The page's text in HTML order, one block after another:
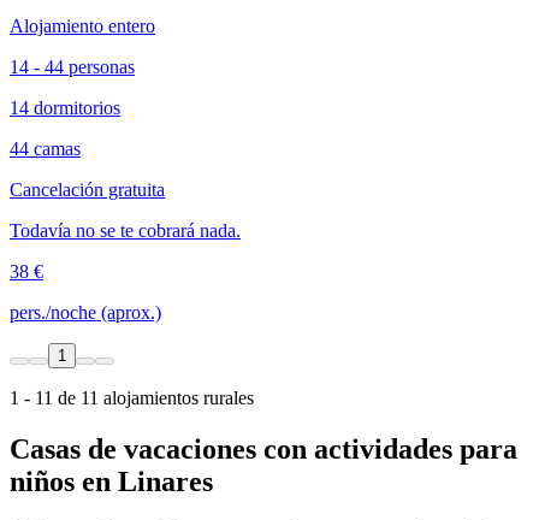
Alojamiento entero
14 - 44 personas
14 dormitorios
44 camas
Cancelación gratuita
Todavía no se te cobrará nada.
38 €
pers./noche (aprox.)
1
1 - 11 de 11 alojamientos rurales
Casas de vacaciones con actividades para
niños en Linares